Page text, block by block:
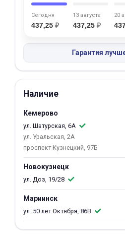
Сегодня
437,25 ₽
13 августа
437,25 ₽
20
Гарантия
Наличие
Кемерово
ул. Шатурская, 6А
ул. Уральская, 2А
проспект Кузнецкий, 97Б
Новокузнецк
ул. Доз, 19/28
Мариинск
ул. 50 лет Октября, 86В
недели
Остались
8 800 302-